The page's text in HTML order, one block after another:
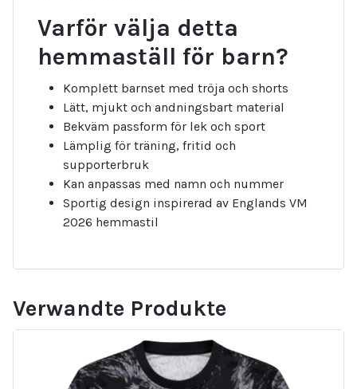
Varför välja detta
hemmaställ för barn?
Komplett barnset med tröja och shorts
Lätt, mjukt och andningsbart material
Bekväm passform för lek och sport
Lämplig för träning, fritid och
supporterbruk
Kan anpassas med namn och nummer
Sportig design inspirerad av Englands VM
2026 hemmastil
Verwandte Produkte